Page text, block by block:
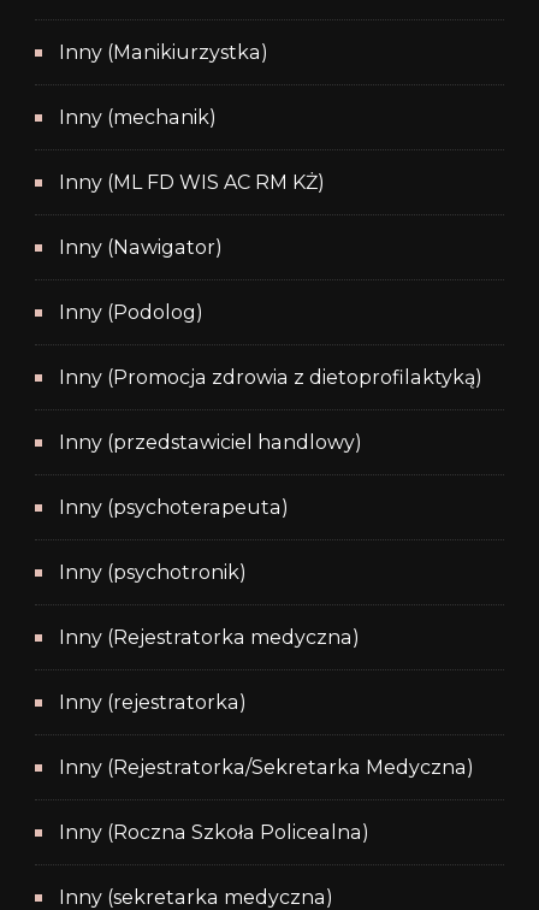
Inny (Manikiurzystka)
Inny (mechanik)
Inny (ML FD WIS AC RM KŻ)
Inny (Nawigator)
Inny (Podolog)
Inny (Promocja zdrowia z dietoprofilaktyką)
Inny (przedstawiciel handlowy)
Inny (psychoterapeuta)
Inny (psychotronik)
Inny (Rejestratorka medyczna)
Inny (rejestratorka)
Inny (Rejestratorka/Sekretarka Medyczna)
Inny (Roczna Szkoła Policealna)
Inny (sekretarka medyczna)